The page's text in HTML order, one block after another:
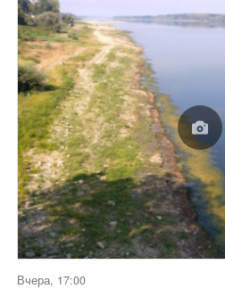
Вчера, 17:00